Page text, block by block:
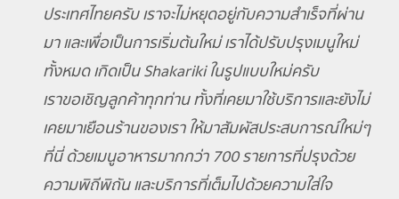
ประเทศไทยครับ เราจะไม่หยุดอยู่กับความสำเร็จที่ผ่าน
มา และเพื่อเป็นการเริ่มต้นใหม่ เราได้ปรับปรุงเมนูใหม่
ทั้งหมด เกิดเป็น Shakariki ในรูปแบบใหม่ครับ
เราขอเชิญลูกค้าทุกท่าน ทั้งที่เคยมาใช้บริการและยังไม่
เคยมาเยือนร้านของเรา ให้มาสัมผัสประสบการณ์ใหม่ๆ
ที่นี่ ด้วยเมนูอาหารมากกว่า 700 รายการที่ปรุงด้วย
ความพิถีพิถัน และบริการที่เต็มไปด้วยความใส่ใจ